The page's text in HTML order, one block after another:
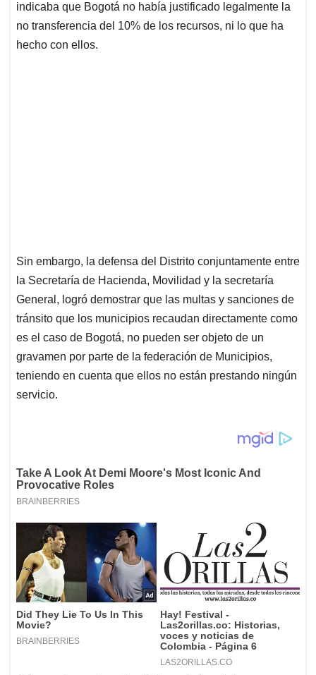
indicaba que Bogotá no había justificado legalmente la
no transferencia del 10% de los recursos, ni lo que ha
hecho con ellos.
Sin embargo, la defensa del Distrito conjuntamente entre
la Secretaría de Hacienda, Movilidad y la secretaría
General, logró demostrar que las multas y sanciones de
tránsito que los municipios recaudan directamente como
es el caso de Bogotá, no pueden ser objeto de un
gravamen por parte de la federación de Municipios,
teniendo en cuenta que ellos no están prestando ningún
servicio.